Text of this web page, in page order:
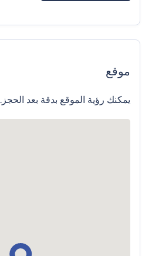
موقع
يمكنك رؤية الموقع بدقة بعد الحجز.